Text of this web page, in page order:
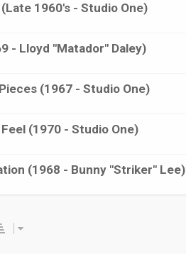
1960's - Studio One)
- Lloyd "Matador" Daley)
(1967 - Studio One)
(1970 - Studio One)
(1968 - Bunny "Striker" Lee)